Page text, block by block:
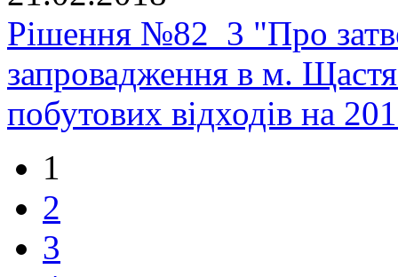
Рішення №82_3 "Про
запровадження в м.
побутових відходів на
1
2
3